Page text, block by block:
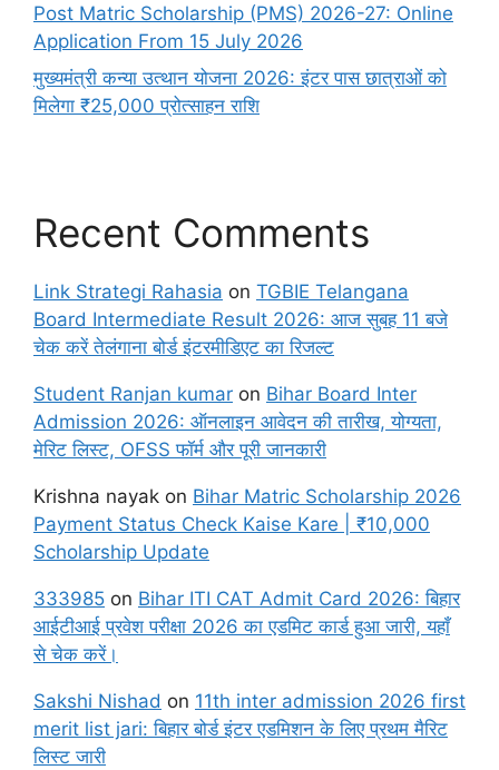
Post Matric Scholarship (PMS) 2026-27: Online
Application From 15 July 2026
मुख्यमंत्री कन्या उत्थान योजना 2026: इंटर पास छात्राओं को
मिलेगा ₹25,000 प्रोत्साहन राशि
Recent Comments
Link Strategi Rahasia on TGBIE Telangana
Board Intermediate Result 2026: आज सुबह 11 बजे
चेक करें तेलंगाना बोर्ड इंटरमीडिएट का रिजल्ट
Student Ranjan kumar on Bihar Board Inter
Admission 2026: ऑनलाइन आवेदन की तारीख, योग्यता,
मेरिट लिस्ट, OFSS फॉर्म और पूरी जानकारी
Krishna nayak on Bihar Matric Scholarship 2026
Payment Status Check Kaise Kare | ₹10,000
Scholarship Update
333985 on Bihar ITI CAT Admit Card 2026: बिहार
आईटीआई प्रवेश परीक्षा 2026 का एडमिट कार्ड हुआ जारी, यहाँ
से चेक करें।
Sakshi Nishad on 11th inter admission 2026 first
merit list jari: बिहार बोर्ड इंटर एडमिशन के लिए प्रथम मैरिट
लिस्ट जारी